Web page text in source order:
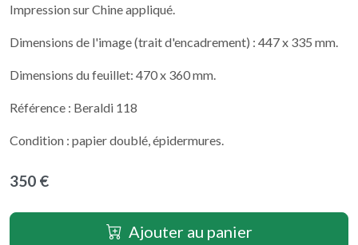
Impression sur Chine appliqué.
Dimensions de l'image (trait d'encadrement) : 447 x 335 mm.
Dimensions du feuillet: 470 x 360 mm.
Référence : Beraldi 118
Condition : papier doublé, épidermures.
350 €
Ajouter au panier